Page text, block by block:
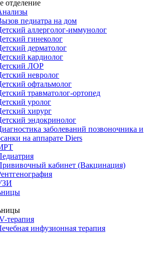
отделение
педиатра на дом
аллерголог-иммунолог
гинеколог
дерматолог
кардиолог
ЛОР
невролог
офтальмолог
травматолог-ортопед
уролог
хирург
эндокринолог
заболеваний позвоночника и
на аппарате Diers
кабинет (Вакцинация)
терапия
инфузионная терапия